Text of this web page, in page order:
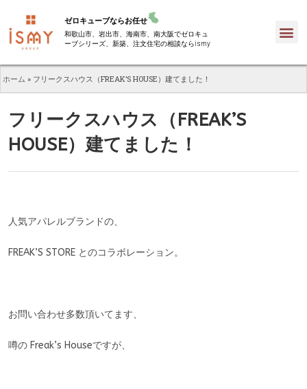
ゼロキューブならお任せ
和歌山市、岩出市、海南市、南大阪でゼロキュ
ーブシリーズ、新築、注文住宅の相談ならismy
ホーム » フリークスハウス（FREAK’S HOUSE）建てました！
フリークスハウス（FREAK’S
HOUSE）建てました！
人気アパレルブランドの、
FREAK’S STORE とのコラボレーション。
お問い合わせ多数頂いてます、
噂の Freak’s Houseですが、